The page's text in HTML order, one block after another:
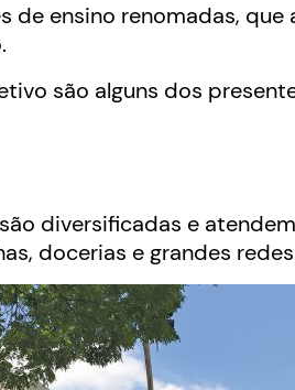
ensino renomadas,
são alguns dos
diversificadas e
docerias e grandes